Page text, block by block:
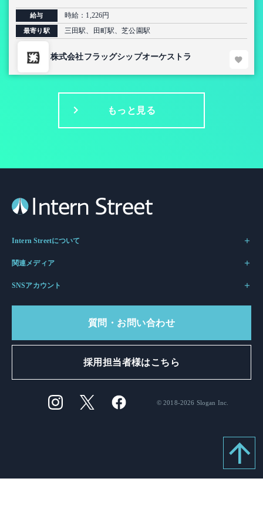
給与 時給：1,226円
最寄り駅 三田駅、田町駅、芝公園駅
株式会社フラッグシップオーケストラ
もっと見る
Intern Streetについて
関連メディア
SNSアカウント
質問・お問い合わせ
採用担当者様はこちら
© 2018-2026 Slogan Inc.